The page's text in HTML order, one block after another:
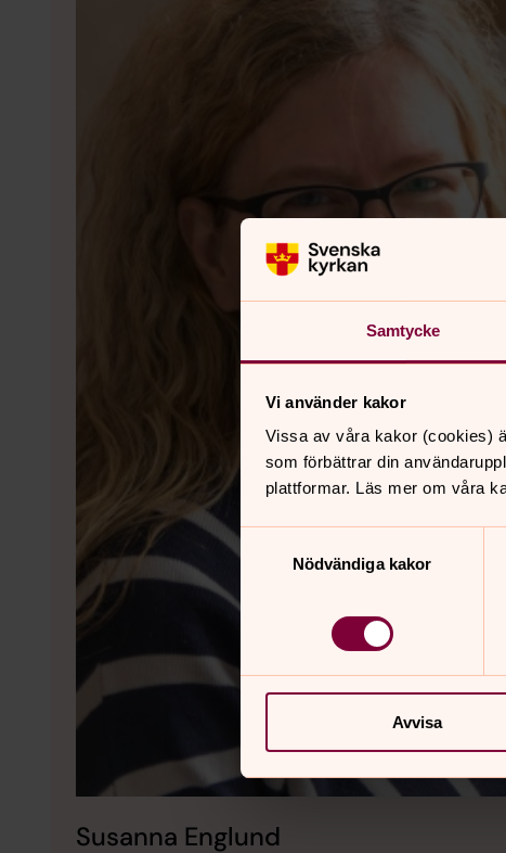
Samtycke
Vi använder kakor
Vissa av våra kakor (cookies)
som förbättrar din
plattformar. Läs mer om våra
Samtyckesval
Nödvändiga kakor
Avvisa
Susanna Englund